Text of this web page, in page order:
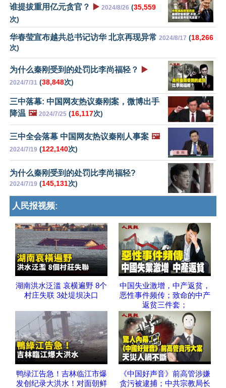
谁提拔重用亿元贪官？ ▶️ 2024/8/26 (35,559
次)
华春莹宣布越共总书记访华 北京再现异常 2024/8/17 (18,266
次)
为什么秦刚受到的处罚比李尚福轻？ ▶️
2024/7/31 (38,848次)
三中落幕: 中国网友热议秦刚案，微博出手
降温 🖼️ 2024/7/25 (16,117次)
三中全会落幕 中国网友热议秦刚人事案 🖼️
2024/7/19 (122,140次)
为什么秦刚受到的处罚比李尚福轻?
2024/7/19 (145,131次)
人民报视频:
湖南洪水泛滥 哀横遍野 8个
村庄失联 3处堤坝决口
中国失业激增，中产返贫，
恶性事件频传；致命的中产
返贫三件套；
鸭绿江告急！吉林临江市爆
发创纪录大洪水！对面朝鲜
《中国好声音》前高管涉嫌
贪污被逮捕；中共宗教局长